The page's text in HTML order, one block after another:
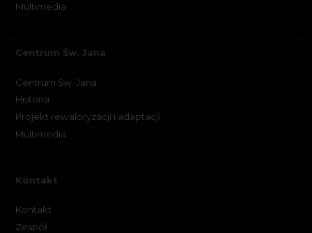
Multimedia
Centrum Św. Jana
Centrum Św. Jana
Historia
Projekt rewaloryzacji i adaptacji
Multimedia
Kontakt
Kontakt
Zespół